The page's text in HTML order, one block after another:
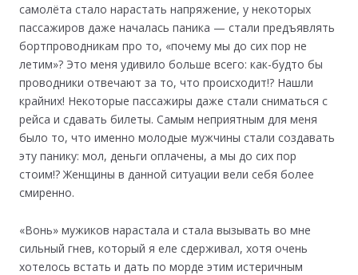
самолёта стало нарастать напряжение, у некоторых
пассажиров даже началась паника — стали предъявлять
бортпроводникам про то, «почему мы до сих пор не
летим»? Это меня удивило больше всего: как-будто бы
проводники отвечают за то, что происходит!? Нашли
крайних! Некоторые пассажиры даже стали сниматься с
рейса и сдавать билеты. Самым неприятным для меня
было то, что именно молодые мужчины стали создавать
эту панику: мол, деньги оплачены, а мы до сих пор
стоим!? Женщины в данной ситуации вели себя более
смиренно.
«Вонь» мужиков нарастала и стала вызывать во мне
сильный гнев, который я еле сдерживал, хотя очень
хотелось встать и дать по морде этим истеричным